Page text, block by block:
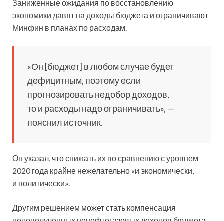
Заниженные ожидания по восстановлению
экономики давят на доходы бюджета и ограничивают
Минфин в планах по расходам.
«Он [бюджет] в любом случае будет
дефицитным, поэтому если
прогнозировать недобор доходов,
то и расходы надо ограничивать», —
пояснил источник.
Он указал, что снижать их по сравнению с уровнем
2020 года крайне нежелательно «и экономически,
и политически».
Другим решением может стать компенсация